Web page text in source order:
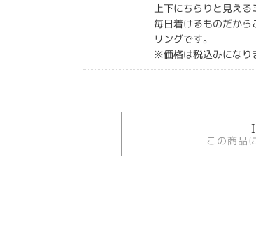
上下にちらりと見える
毎日着けるものだか
リングです。
※価格は税込みになり
この商品